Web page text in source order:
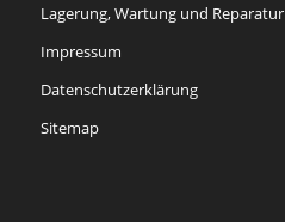
Lagerung, Wartung und Reparatur
Impressum
Datenschutzerklärung
Sitemap